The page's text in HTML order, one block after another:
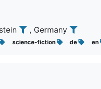
, Germany
science-fiction de en